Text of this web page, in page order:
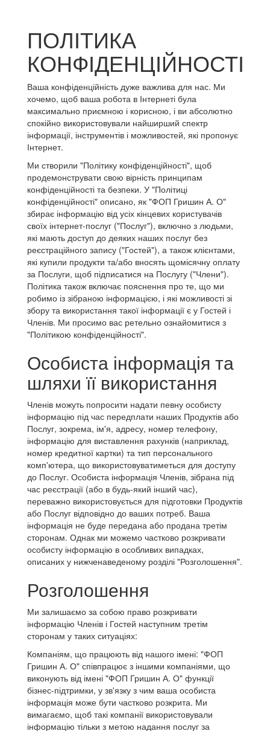
ПОЛІТИКА
КОНФІДЕНЦІЙНОСТІ
Ваша конфіденційність дуже важлива для нас. Ми
хочемо, щоб ваша робота в Інтернеті була
максимально приємною і корисною, і ви абсолютно
спокійно використовували найширший спектр
інформації, інструментів і можливостей, які пропонує
Інтернет.
Ми створили "Політику конфіденційності", щоб
продемонструвати свою вірність принципам
конфіденційності та безпеки. У "Політиці
конфіденційності" описано, як "ФОП Гришин А. О"
збирає інформацію від усіх кінцевих користувачів
своїх інтернет-послуг ("Послуг"), включно з людьми,
які мають доступ до деяких наших послуг без
реєстраційного запису ("Гостей"), а також клієнтами,
які купили продукти та/або вносять щомісячну оплату
за Послуги, щоб підписатися на Послугу ("Члени").
Політика також включає пояснення про те, що ми
робимо із зібраною інформацією, і які можливості зі
збору та використання такої інформації є у Гостей і
Членів. Ми просимо вас ретельно ознайомитися з
"Політикою конфіденційності".
Особиста інформація та
шляхи її використання
Членів можуть попросити надати певну особисту
інформацію під час передплати наших Продуктів або
Послуг, зокрема, ім'я, адресу, номер телефону,
інформацію для виставлення рахунків (наприклад,
номер кредитної картки) та тип персонального
комп'ютера, що використовуватиметься для доступу
до Послуг. Особиста інформація Членів, зібрана під
час реєстрації (або в будь-який інший час),
переважно використовується для підготовки Продуктів
або Послуг відповідно до ваших потреб. Ваша
інформація не буде передана або продана третім
сторонам. Однак ми можемо частково розкривати
особисту інформацію в особливих випадках,
описаних у нижченаведеному розділі "Розголошення".
Розголошення
Ми залишаємо за собою право розкривати
інформацію Членів і Гостей наступним третім
сторонам у таких ситуаціях:
Компаніям, що працюють від нашого імені: "ФОП
Гришин А. О" співпрацює з іншими компаніями, що
виконують від імені "ФОП Гришин А. О" функції
бізнес-підтримки, у зв'язку з чим ваша особиста
інформація може бути частково розкрита. Ми
вимагаємо, щоб такі компанії використовували
інформацію тільки з метою надання послуг за